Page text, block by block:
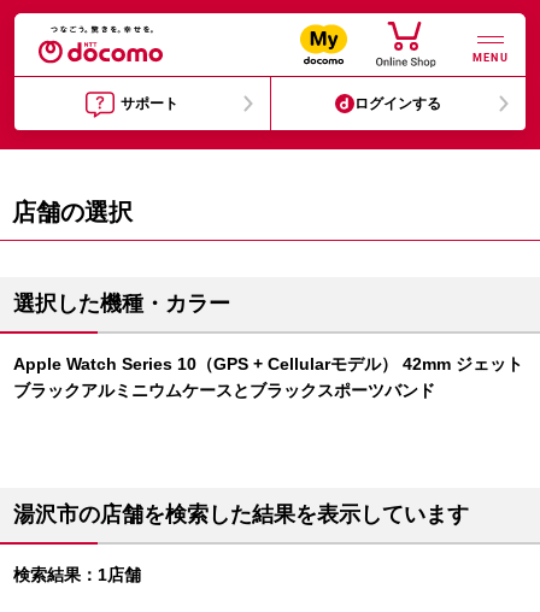
MENU
サポート ログインする
店舗の選択
選択した機種・カラー
Apple Watch Series 10（GPS + Cellularモデル） 42mm ジェット
ブラックアルミニウムケースとブラックスポーツバンド
湯沢市の店舗を検索した結果を表示しています
検索結果：1店舗